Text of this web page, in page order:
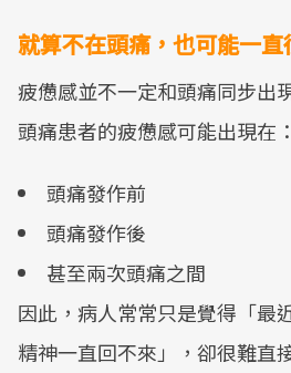
就算不在頭痛，也可能一直
疲憊感並不一定和頭痛同步出
頭痛患者的疲憊感可能出現在：
頭痛發作前
頭痛發作後
甚至兩次頭痛之間
因此，病人常常只是覺得「最
精神一直回不來」，卻很難直